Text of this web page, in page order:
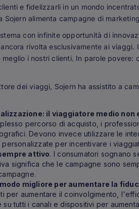
e fidelizzarli in un mondo
alimenta campagne di
con infinite opportunità di
rivolta esclusivamente ai
i nostri clienti. In parole
dei viaggi, Sojern ha assistito a
il viaggiatore medio non
percorso di acquisto, i
Devono invece utilizzare le
per incentivare i
attivo. I consumatori sognano
significa che le campagne sono
migliore per aumentare la
per aumentare il coinvolgimento,
tutti i canali e dispositivi per